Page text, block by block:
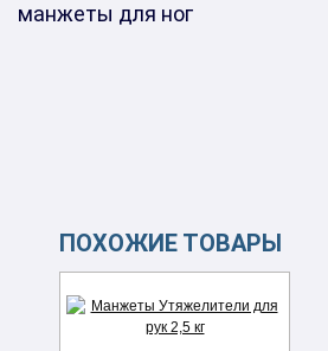
манжеты для ног
ПОХОЖИЕ ТОВАРЫ